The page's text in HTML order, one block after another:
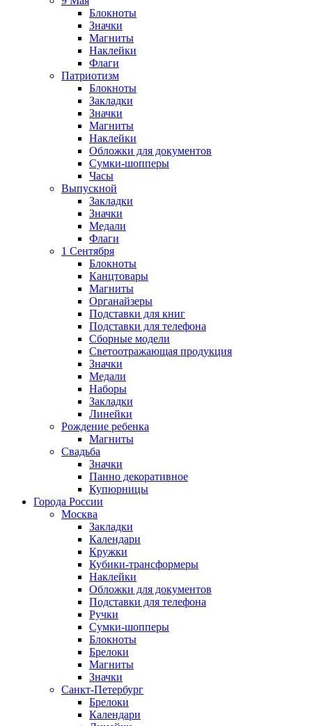
Блокноты
Значки
Магниты
Наклейки
Флаги
Патриотизм
Блокноты
Закладки
Значки
Магниты
Наклейки
Обложки для документов
Сумки-шопперы
Часы
Выпускной
Закладки
Значки
Медали
Флаги
1 Сентября
Блокноты
Канцтовары
Магниты
Органайзеры
Подставки для книг
Подставки для телефона
Сборные модели
Светоотражающая продукция
Значки
Медали
Наборы
Закладки
Линейки
Рождение ребенка
Магниты
Свадьба
Значки
Панно декоративное
Купюрницы
Города России
Москва
Закладки
Календари
Кружки
Кубики-трансформеры
Наклейки
Обложки для документов
Подставки для телефона
Ручки
Сумки-шопперы
Блокноты
Брелоки
Магниты
Значки
Санкт-Петербург
Брелоки
Календари